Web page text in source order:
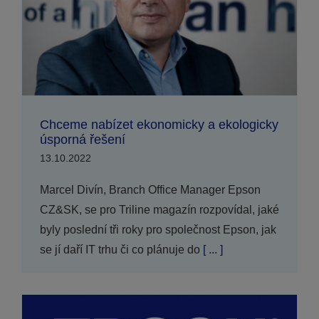
Chceme nabízet ekonomicky a ekologicky
úsporná řešení
13.10.2022
Marcel Divín, Branch Office Manager Epson
CZ&SK, se pro Triline magazín rozpovídal, jaké
byly poslední tři roky pro společnost Epson, jak
se jí daří IT trhu či co plánuje do [ ... ]